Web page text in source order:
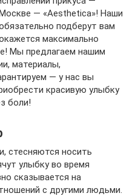
— «Aesthetica»! Наши
подберут вам
максимально
Мы предлагаем нашим
материалы,
— у нас вы
красивую улыбку
боли!
стесняются носить
улыбку во время
сказывается на
с другими людьми.